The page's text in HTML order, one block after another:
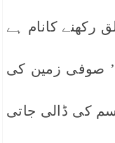
رکھنے کانام ہے
صوفی زمین کی
کی ڈالی جاتی